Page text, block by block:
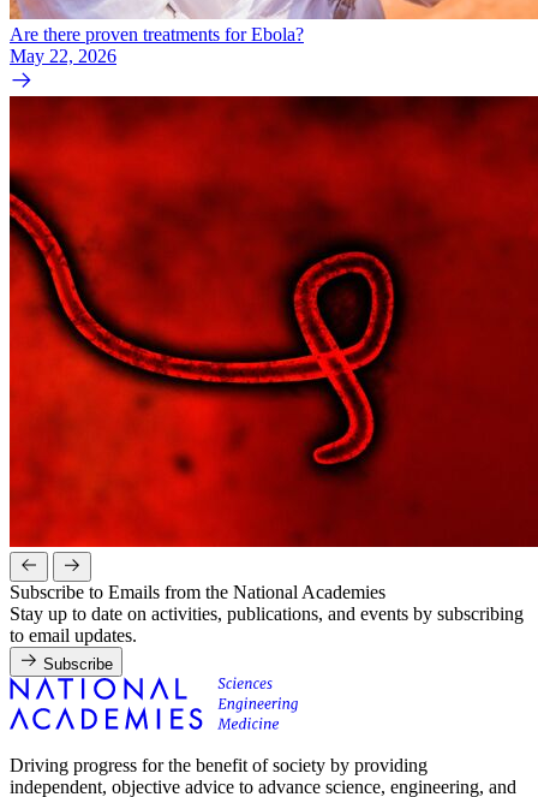
Are there proven treatments for Ebola?
May 22, 2026
Subscribe to Emails from the National Academies
Stay up to date on activities, publications, and events by subscribing
to email updates.
Subscribe
Driving progress for the benefit of society by providing
independent, objective advice to advance science, engineering, and